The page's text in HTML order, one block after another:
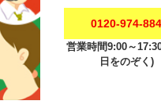
0120-974-884
営業時間9:00～
日をのぞく)